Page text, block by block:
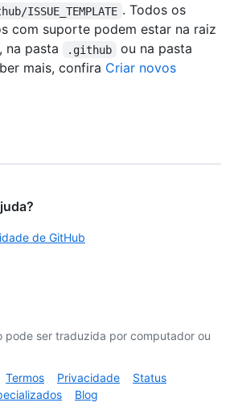
ISSUE_TEMPLATE . Todos os
com suporte podem estar na raiz
na pasta
.github ou na pasta
mais, confira Criar novos
de GitHub
pode ser traduzida por computador ou
Termos Privacidade
Status
Blog